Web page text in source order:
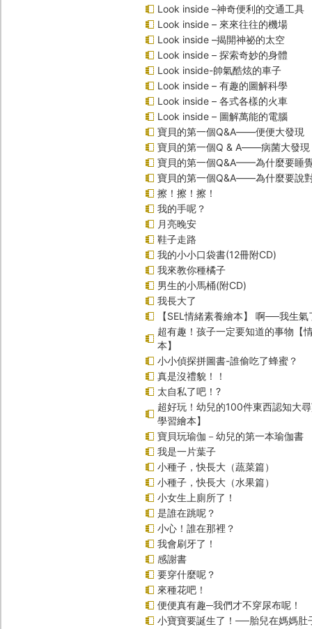
Look inside –神奇便利的交通工具
Look inside – 來來往往的機場
Look inside –揭開神祕的太空
Look inside – 探索奇妙的身體
Look inside-帥氣酷炫的車子
Look inside – 有趣的圖解科學
Look inside – 各式各樣的火車
Look inside – 圖解萬能的電腦
寶貝的第一個Q&A――便便大發現
寶貝的第一個Q & A――病菌大發現
寶貝的第一個Q&A——為什麼要睡
寶貝的第一個Q&A――為什麼要說
擦！擦！擦！
我的手呢？
月亮晚安
鞋子走路
我的小小口袋書(12冊附CD)
我來教你種橘子
男生的小馬桶(附CD)
我長大了
【SEL情緒素養繪本】 啊──我生
超有趣！孩子一定要知道的事物【
本】
小小偵探拼圖書-誰偷吃了蜂蜜？
真是沒禮貌！！
太自私了吧！?
超好玩！幼兒的100件東西認知大
學習繪本】
寶貝玩瑜伽－幼兒的第一本瑜伽書
我是一片葉子
小種子，快長大（蔬菜篇）
小種子，快長大（水果篇）
小女生上廁所了！
是誰在跳呢？
小心！誰在那裡？
我會刷牙了！
感謝書
要穿什麼呢？
來種花吧！
便便真有趣─我們才不穿尿布呢！
小寶寶要誕生了！──胎兒在媽媽肚